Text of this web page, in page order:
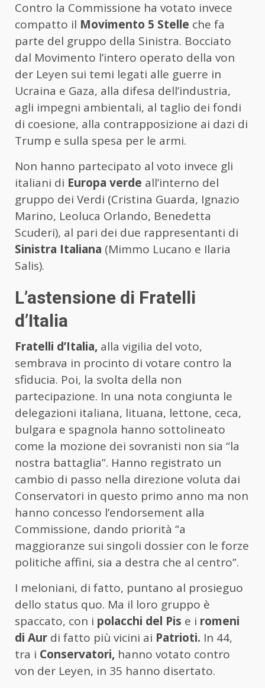
Contro la Commissione ha votato invece
compatto il Movimento 5 Stelle che fa
parte del gruppo della Sinistra. Bocciato
dal Movimento l’intero operato della von
der Leyen sui temi legati alle guerre in
Ucraina e Gaza, alla difesa dell’industria,
agli impegni ambientali, al taglio dei fondi
di coesione, alla contrapposizione ai dazi di
Trump e sulla spesa per le armi.
Non hanno partecipato al voto invece gli
italiani di Europa verde all’interno del
gruppo dei Verdi (Cristina Guarda, Ignazio
Marino, Leoluca Orlando, Benedetta
Scuderi), al pari dei due rappresentanti di
Sinistra Italiana (Mimmo Lucano e Ilaria
Salis).
L’astensione di Fratelli
d’Italia
Fratelli d’Italia, alla vigilia del voto,
sembrava in procinto di votare contro la
sfiducia. Poi, la svolta della non
partecipazione. In una nota congiunta le
delegazioni italiana, lituana, lettone, ceca,
bulgara e spagnola hanno sottolineato
come la mozione dei sovranisti non sia “la
nostra battaglia”. Hanno registrato un
cambio di passo nella direzione voluta dai
Conservatori in questo primo anno ma non
hanno concesso l’endorsement alla
Commissione, dando priorità “a
maggioranze sui singoli dossier con le forze
politiche affini, sia a destra che al centro”.
I meloniani, di fatto, puntano al prosieguo
dello status quo. Ma il loro gruppo è
spaccato, con i polacchi del Pis e i romeni
di Aur di fatto più vicini ai Patrioti. In 44,
tra i Conservatori, hanno votato contro
von der Leyen, in 35 hanno disertato.